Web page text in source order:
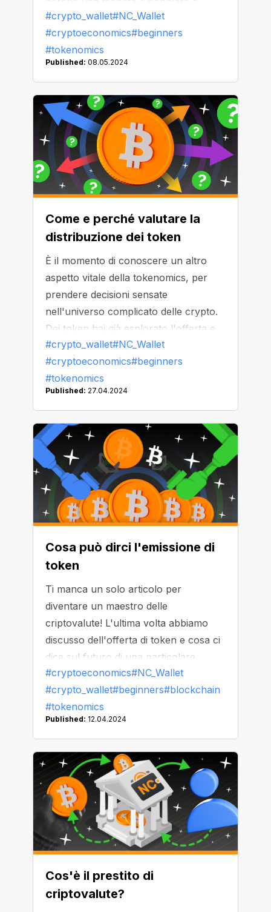
affidabile mentre altre non lo sono.
#crypto_wallet#NC_Wallet
#cryptoeconomics#beginners
#tokenomics
Published: 08.05.2024
Come e perché valutare la
distribuzione dei token
È il momento di conoscere un altro
aspetto vitale della tokenomics, per
prendere decisioni sensate
nell'universo complicato delle crypto.
Dei token hai già esplorato l'offerta e
l'emissione, scopriamo adesso come la
distribuzione dei token influenza la
sostenibilità e la stabilità di una
specifica criptovaluta.
#crypto_wallet#NC_Wallet
#cryptoeconomics#beginners
#tokenomics
Published: 27.04.2024
Cosa può dirci l'emissione di
token
Ti manca un solo articolo per
diventare un maestro delle
criptovalute! L'ultima volta abbiamo
discusso dell'offerta di token e cosa ci
dice sul futuro di una particolare
criptovaluta. Oggi ci occuperemo di un
altro aspetto importante della
tokenomics: l'emissione di token.
#cryptoeconomics#NC_Wallet
#crypto_wallet#beginners#blockchain
#tokenomics
Published: 12.04.2024
Cos'è il prestito di
criptovalute?